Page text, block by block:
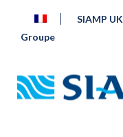
SIAMP UK
Groupe